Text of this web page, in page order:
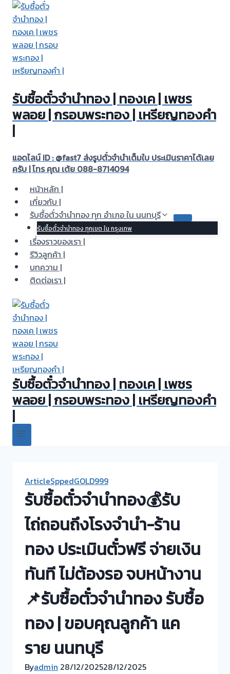
Skip
content
รับซื้อตั๋วจำนำทอง | ทองเค | เพชร
พลอย | กรอบพระทอง | เหรียญทองคำ
|
แอดไลน์ ID : @fast7 ส่งรูปตั๋วจำนำเต็มใบ ประเมินราคาได้เลย
ครับ | โทร คุณ เต้ย 088-8714094
หน้าหลัก |
เกี่ยวกับ |
รับซื้อตั๋วจำนำทอง ทุก อำเภอ ใน นนทบุรี
รับซื้อตั๋วจำนำทอง ทุกเขต ใน กรุงเทพ
เรื่องราวของเรา |
รีวิวลูกค้า |
บทความ |
ติดต่อเรา |
รับซื้อตั๋วจำนำทอง | ทองเค | เพชร
พลอย | กรอบพระทอง | เหรียญทองคำ
|
ArticleSppedGOLD999
รับซื้อตั๋วจำนำทอง💰รับ
ไถ่ถอนถึงโรงจำนำ-ร้าน
ทอง ประเมินตั๋วฟรี จ่ายเงิน
ทันที ไม่ต้องรอ จบหน้างาน
📌รับซื้อตั๋วจำนำทอง รับซื้อ
ทอง | ขอบคุณลูกค้า แค
ราย นนทบุรี
Byadmin 28/12/202528/12/2025